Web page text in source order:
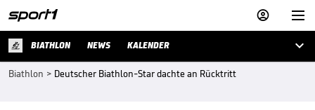


BIATHLON NEWS KALENDER 
Biathlon > Deutscher Biathlon-Star dachte an Rücktritt